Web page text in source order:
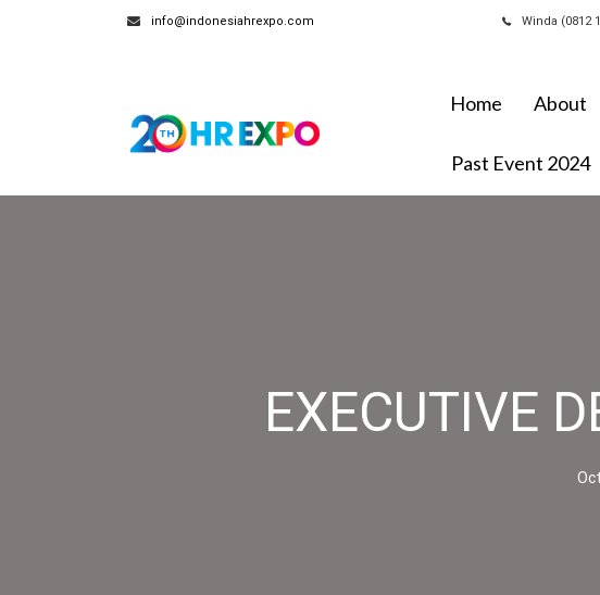
info@indonesiahrexpo.com Winda (0812
Home About
Past Event 2024
EXECUTIVE